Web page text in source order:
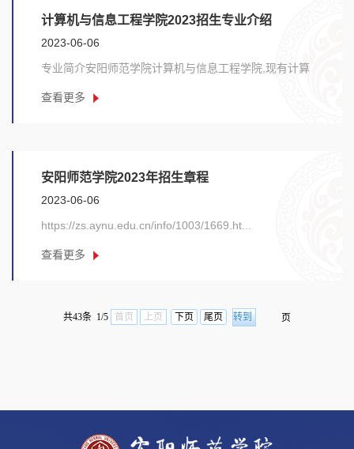
计算机与信息工程学院2023招生专业介绍
2023-06-06
专业简介安阳师范学院计算机与信息工程学院,现有计算
工......
查看更多
安阳师范学院2023年招生章程
2023-06-06
https://zs.aynu.edu.cn/info/1003/1669.ht...
查看更多
共43条 1/5 首页 上页 下页 尾页 页